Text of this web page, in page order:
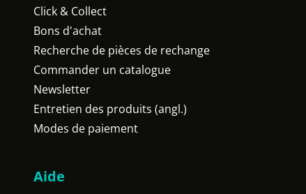
Click & Collect
Bons d'achat
Recherche de pièces de rechange
Commander un catalogue
Newsletter
Entretien des produits (angl.)
Modes de paiement
Aide